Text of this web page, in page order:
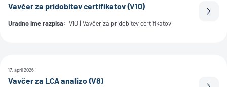
Vavčer za pridobitev certifikatov (V10)
Uradno ime razpisa: V10 | Vavčer za pridobitev certifikatov
17. april 2026
Vavčer za LCA analizo (V8)